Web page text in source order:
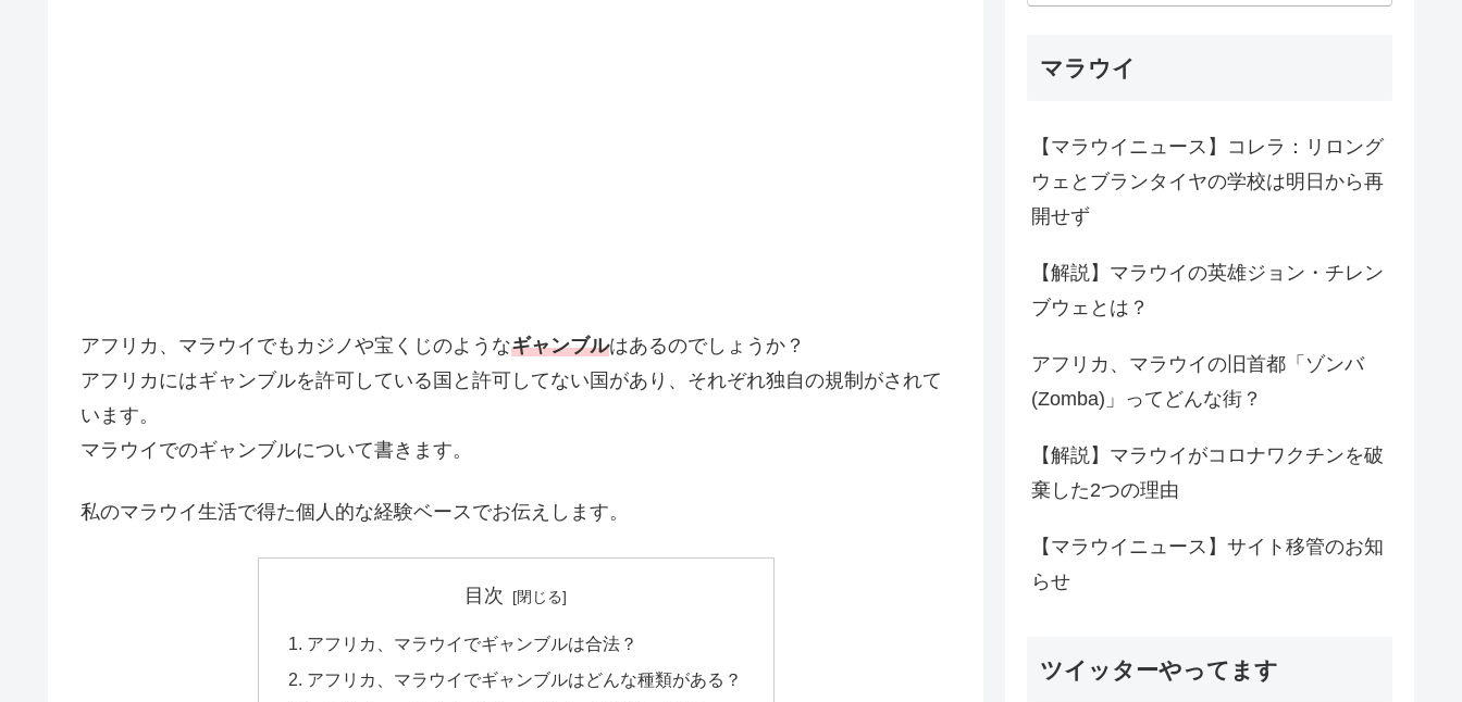
アフリカ、マラウイでもカジノや宝くじのようなギャンブルはあるのでしょうか？
アフリカにはギャンブルを許可している国と許可してない国があり、それぞれ独自の規制がされて
います。
マラウイでのギャンブルについて書きます。
私のマラウイ生活で得た個人的な経験ベースでお伝えします。
目次
アフリカ、マラウイでギャンブルは合法？
アフリカ、マラウイでギャンブルはどんな種類がある？
マラウイ
【マラウイニュース】コレラ：リロング
ウェとブランタイヤの学校は明日から再
開せず
【解説】マラウイの英雄ジョン・チレン
ブウェとは？
アフリカ、マラウイの旧首都「ゾンバ
(Zomba)」ってどんな街？
【解説】マラウイがコロナワクチンを破
棄した2つの理由
【マラウイニュース】サイト移管のお知
らせ
ツイッターやってます